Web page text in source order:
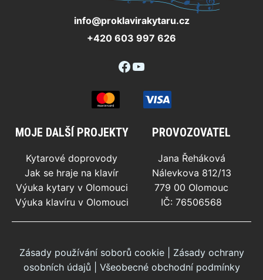
info@proklavirakytaru.cz
+420 603 997 626
Facebook
YouTube
MOJE DALŠÍ PROJEKTY
Kytarové doprovody
Jak se hraje na klavír
Výuka kytary v Olomouci
Výuka klavíru v Olomouci
PROVOZOVATEL
Jana Řeháková
Nálevkova 812/13
779 00 Olomouc
IČ: 76506568
Zásady používání soborů cookie| Zásady ochrany
osobních údajů
Všeobecné obchodní podmínky